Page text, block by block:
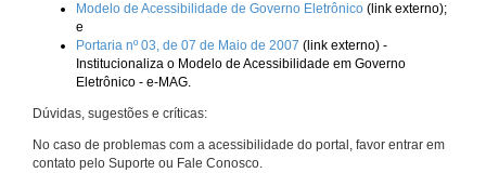
Modelo de Acessibilidade de Governo Eletrônico (link externo);
e
Portaria nº 03, de 07 de Maio de 2007 (link externo) -
Institucionaliza o Modelo de Acessibilidade em Governo
Eletrônico - e-MAG.
Dúvidas, sugestões e críticas:
No caso de problemas com a acessibilidade do portal, favor entrar em
contato pelo Suporte ou Fale Conosco.